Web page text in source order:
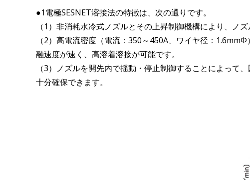
●1電極SESNET溶接法の特徴は、次の通りです。
（1）非消耗水冷式ノズルとその上昇制御機構により、ノ
（2）高電流密度（電流：350～450A、ワイヤ径：
融速度が速く、高溶着溶接が可能です。
（3）ノズルを開先内で揺動・停止制御することによって
十分確保できます。